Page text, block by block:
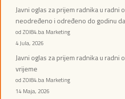
Javni oglas za prijem radnika u radni
neodređeno i određeno do godinu
od ZOI84.ba Marketing
4 Jula, 2026
Javni oglas za prijem radnika u radni
vrijeme
od ZOI84.ba Marketing
14 Maja, 2026